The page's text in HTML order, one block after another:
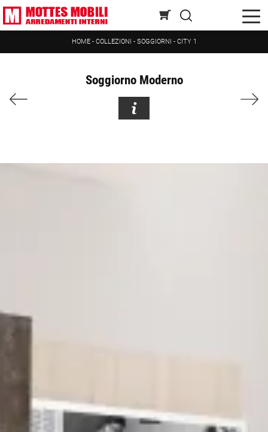
HOME- COLLEZIONI - SOGGIORNI - CITY 1
Soggiorno Moderno